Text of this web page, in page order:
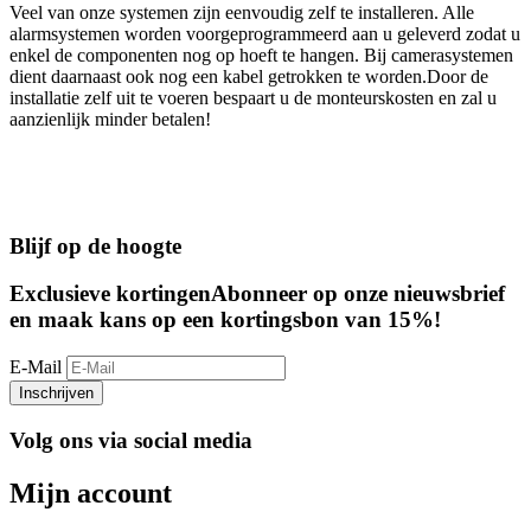
Veel van onze systemen zijn eenvoudig zelf te installeren. Alle
alarmsystemen worden voorgeprogrammeerd aan u geleverd zodat u
enkel de componenten nog op hoeft te hangen. Bij camerasystemen
dient daarnaast ook nog een kabel getrokken te worden.Door de
installatie zelf uit te voeren bespaart u de monteurskosten en zal u
aanzienlijk minder betalen!
Blijf op de hoogte
Exclusieve kortingenAbonneer op onze nieuwsbrief
en maak kans op een kortingsbon van 15%!
E-Mail
Inschrijven
Volg ons via social media
Mijn account